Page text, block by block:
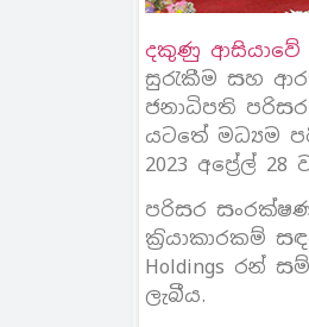
දකුණු ආසියාවේ
සුරැකීම සහ
ජනාධිපති
යටතේ මධ්‍යම
2023 අපේ‍්‍රල්
පරිසර
ක‍්‍රියාකාරකම්
Holdings රන්
ලැබීය.